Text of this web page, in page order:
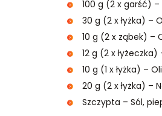
100 g (2 x garść)
30 g (2 x łyżka) –
10 g (2 x ząbek) –
12 g (2 x
10 g (1 x łyżka) –
20 g (2 x łyżka) –
Szczypta – Sól,